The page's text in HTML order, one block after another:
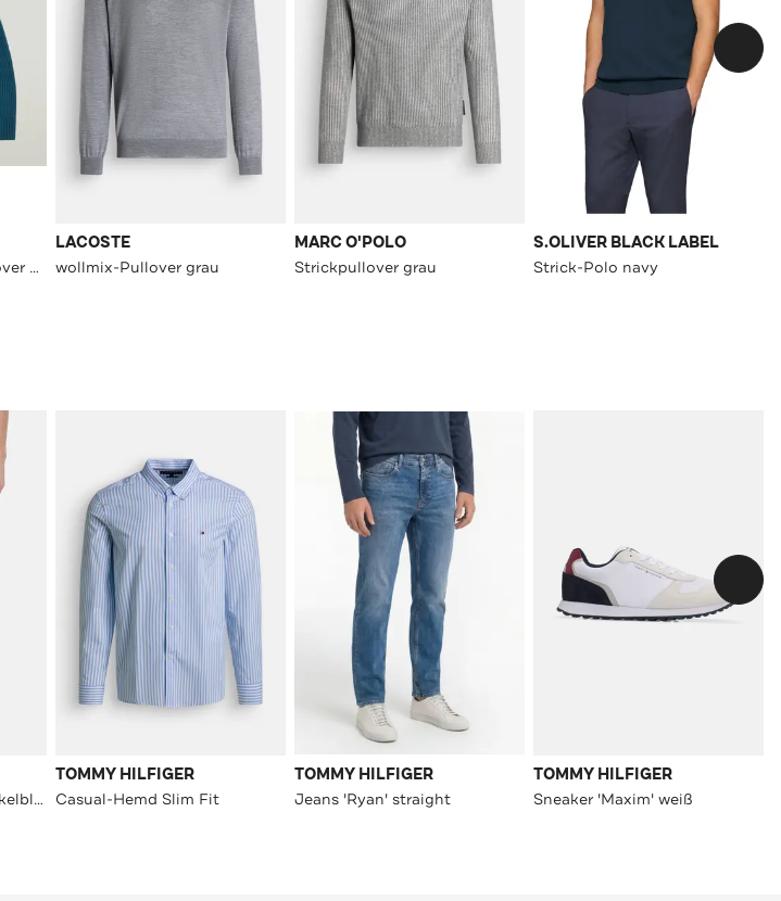
Wollmix-Rollkragenpullover petrol
LACOSTE
wollmix-Pullover grau
MARC O'POLO
Strickpullover grau
S.OLIVER BLACK LABEL
Strick-Polo navy
Stoffhose 'Bleecker' dunkelblau
TOMMY HILFIGER
Casual-Hemd Slim Fit
TOMMY HILFIGER
Jeans 'Ryan' straight
TOMMY HILFIGER
Sneaker 'Maxim' weiß